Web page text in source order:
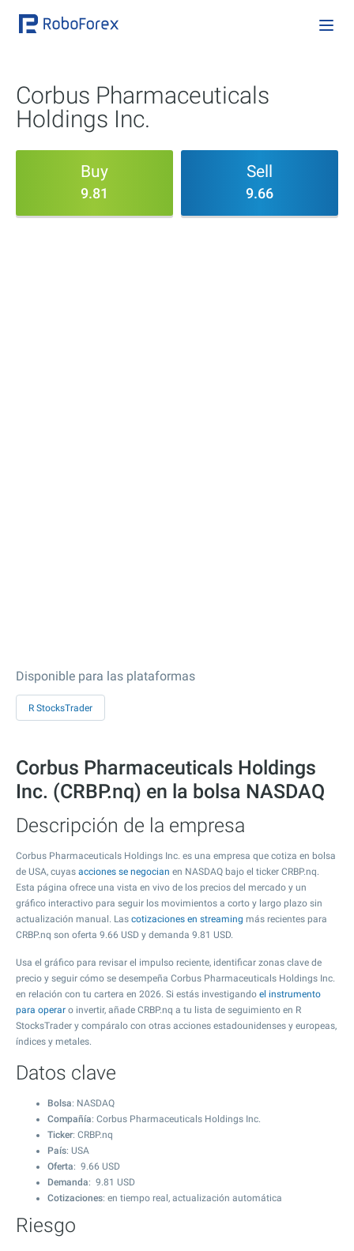
Corbus Pharmaceuticals
Holdings Inc.
Buy
9.81
Sell
9.66
Disponible para las plataformas
R StocksTrader
Corbus Pharmaceuticals Holdings
Inc. (CRBP.nq) en la bolsa NASDAQ
Descripción de la empresa
Corbus Pharmaceuticals Holdings Inc. es una empresa que cotiza en bolsa
de USA, cuyas acciones se negocian en NASDAQ bajo el ticker CRBP.nq.
Esta página ofrece una vista en vivo de los precios del mercado y un
gráfico interactivo para seguir los movimientos a corto y largo plazo sin
actualización manual. Las cotizaciones en streaming más recientes para
CRBP.nq son oferta 9.66 USD y demanda 9.81 USD.
Usa el gráfico para revisar el impulso reciente, identificar zonas clave de
precio y seguir cómo se desempeña Corbus Pharmaceuticals Holdings Inc.
en relación con tu cartera en 2026. Si estás investigando el instrumento
para operar o invertir, añade CRBP.nq a tu lista de seguimiento en R
StocksTrader y compáralo con otras acciones estadounidenses y europeas,
índices y metales.
Datos clave
Bolsa: NASDAQ
Compañía: Corbus Pharmaceuticals Holdings Inc.
Ticker: CRBP.nq
País: USA
Oferta: 9.66 USD
Demanda: 9.81 USD
Cotizaciones: en tiempo real, actualización automática
Riesgo